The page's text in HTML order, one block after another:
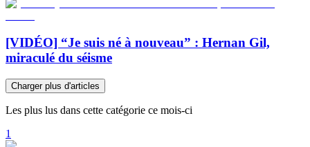
[VIDÉO] “Je suis né à nouveau” : Hernan Gil,
miraculé du séisme
Charger plus d'articles
Les plus lus dans cette catégorie ce mois-ci
1